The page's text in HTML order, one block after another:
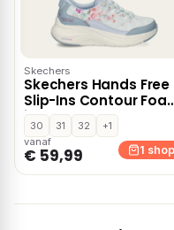
Skechers
Skechers Hands Free
Slip-Ins Contour
instapschoenen –
Blauw
30 31 32
+1
vanaf
€ 59,99 1 shop